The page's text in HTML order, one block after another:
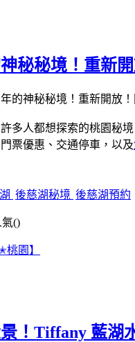
秘秘境！重新
多人都想探索的桃園秘
票優惠、交通停車，以及
後慈湖秘境 後慈湖預約
氣()
桃園】
！Tiffany 藍湖